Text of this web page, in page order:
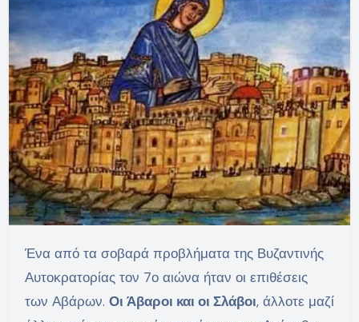
Ένα από τα σοβαρά προβλήματα της Βυζαντινής
Αυτοκρατορίας τον 7ο αιώνα ήταν οι επιθέσεις
των Αβάρων. Οι Άβαροι και οι Σλάβοι, άλλοτε μαζί